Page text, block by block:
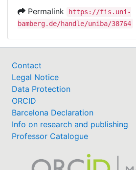
Permalink
https://fis.uni-
bamberg.de/handle/uniba/38764
Contact
Legal Notice
Data Protection
ORCID
Barcelona Declaration
Info on research and publishing
Professor Catalogue